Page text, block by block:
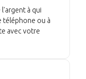
à qui
téléphone ou à
avec votre